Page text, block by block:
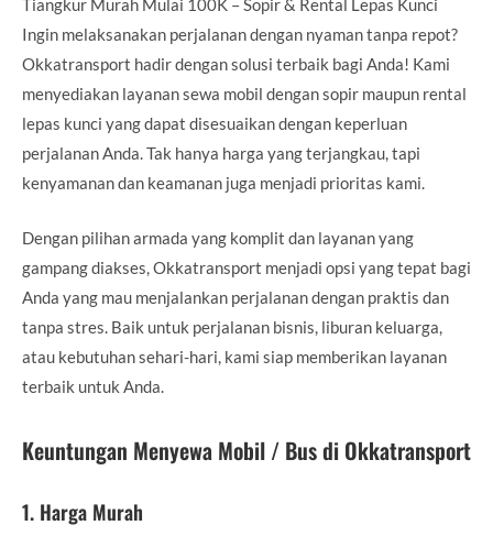
Tiangkur Murah Mulai 100K – Sopir & Rental Lepas Kunci
Ingin melaksanakan perjalanan dengan nyaman tanpa repot?
Okkatransport hadir dengan solusi terbaik bagi Anda! Kami
menyediakan layanan sewa mobil dengan sopir maupun rental
lepas kunci yang dapat disesuaikan dengan keperluan
perjalanan Anda. Tak hanya harga yang terjangkau, tapi
kenyamanan dan keamanan juga menjadi prioritas kami.
Dengan pilihan armada yang komplit dan layanan yang
gampang diakses, Okkatransport menjadi opsi yang tepat bagi
Anda yang mau menjalankan perjalanan dengan praktis dan
tanpa stres. Baik untuk perjalanan bisnis, liburan keluarga,
atau kebutuhan sehari-hari, kami siap memberikan layanan
terbaik untuk Anda.
Keuntungan Menyewa Mobil / Bus di Okkatransport
1. Harga Murah